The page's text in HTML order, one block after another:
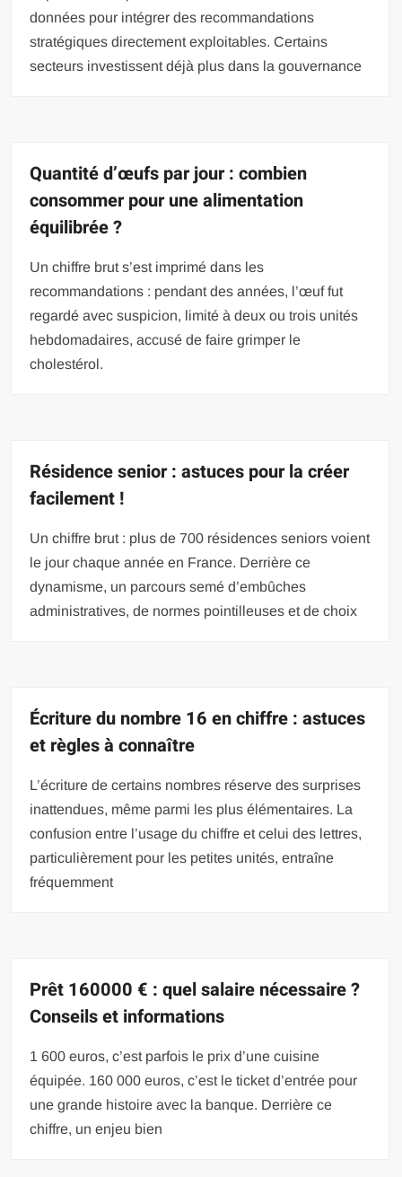
données pour intégrer des recommandations
stratégiques directement exploitables. Certains
secteurs investissent déjà plus dans la gouvernance
Quantité d’œufs par jour : combien
consommer pour une alimentation
équilibrée ?
Un chiffre brut s’est imprimé dans les
recommandations : pendant des années, l’œuf fut
regardé avec suspicion, limité à deux ou trois unités
hebdomadaires, accusé de faire grimper le
cholestérol.
Résidence senior : astuces pour la créer
facilement !
Un chiffre brut : plus de 700 résidences seniors voient
le jour chaque année en France. Derrière ce
dynamisme, un parcours semé d’embûches
administratives, de normes pointilleuses et de choix
Écriture du nombre 16 en chiffre : astuces
et règles à connaître
L’écriture de certains nombres réserve des surprises
inattendues, même parmi les plus élémentaires. La
confusion entre l’usage du chiffre et celui des lettres,
particulièrement pour les petites unités, entraîne
fréquemment
Prêt 160000 € : quel salaire nécessaire ?
Conseils et informations
1 600 euros, c’est parfois le prix d’une cuisine
équipée. 160 000 euros, c’est le ticket d’entrée pour
une grande histoire avec la banque. Derrière ce
chiffre, un enjeu bien